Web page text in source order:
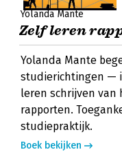
Yolanda Mante
Zelf leren
Yolanda Mante
studierichtingen —
leren schrijven van
rapporten.
studiepraktijk.
Boek bekijken